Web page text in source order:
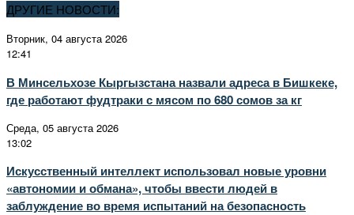
ДРУГИЕ НОВОСТИ:
Вторник, 04 августа 2026
12:41
В Минсельхозе Кыргызстана назвали адреса в Бишкеке,
где работают фудтраки с мясом по 680 сомов за кг
Среда, 05 августа 2026
13:02
Искусственный интеллект использовал новые уровни
«автономии и обмана», чтобы ввести людей в
заблуждение во время испытаний на безопасность